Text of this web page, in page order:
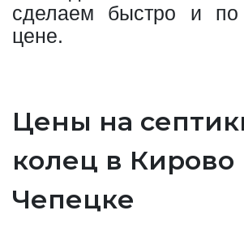
сделаем быстро и по
цене.
Цены на
колец в Кирово
Чепецке